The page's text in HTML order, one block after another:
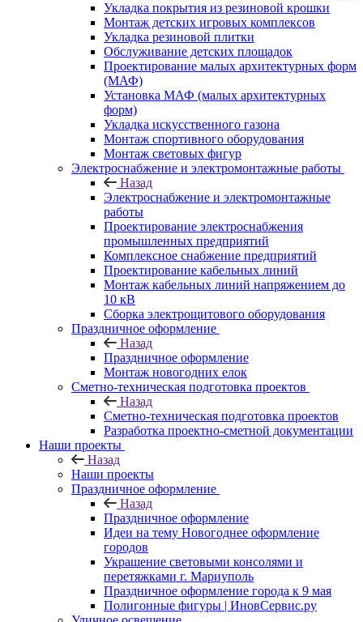
Укладка покрытия из резиновой крошки
Монтаж детских игровых комплексов
Укладка резиновой плитки
Обслуживание детских площадок
Проектирование малых архитектурных форм
(МАФ)
Установка МАФ (малых архитектурных
форм)
Укладка искусственного газона
Монтаж спортивного оборудования
Монтаж световых фигур
Электроснабжение и электромонтажные работы
Назад
Электроснабжение и электромонтажные
работы
Проектирование электроснабжения
промышленных предприятий
Комплексное снабжение предприятий
Проектирование кабельных линий
Монтаж кабельных линий напряжением до
10 кВ
Сборка электрощитового оборудования
Праздничное оформление
Назад
Праздничное оформление
Монтаж новогодних елок
Сметно-техническая подготовка проектов
Назад
Сметно-техническая подготовка проектов
Разработка проектно-сметной документации
Наши проекты
Назад
Наши проекты
Праздничное оформление
Назад
Праздничное оформление
Идеи на тему Новогоднее оформление
городов
Украшение световыми консолями и
перетяжками г. Мариуполь
Праздничное оформление города к 9 мая
Полигонные фигуры | ИновСервис.ру